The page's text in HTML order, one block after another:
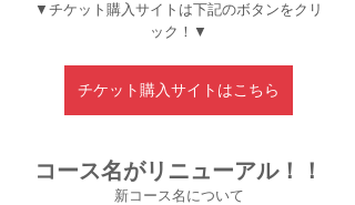
▼チケット購入サイトは下記のボタンをクリ
ック！▼
チケット購入サイトはこちら
コース名がリニューアル！！
新コース名について